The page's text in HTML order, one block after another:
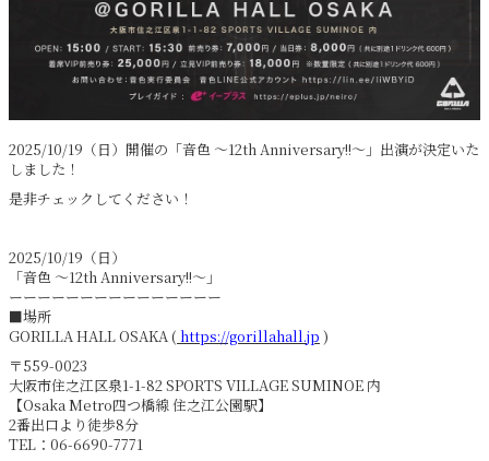
2025/10/19（日）開催の「音色 〜12th Anniversary!!〜」出演が決定いた
しました！
是非チェックしてください！
2025/10/19（日）
「音色 〜12th Anniversary!!〜」
ーーーーーーーーーーーーーーー
■場所
GORILLA HALL OSAKA ( https://gorillahall.jp )
〒559-0023
大阪市住之江区泉1-1-82 SPORTS VILLAGE SUMINOE 内
【Osaka Metro四つ橋線 住之江公園駅】
2番出口より徒歩8分
TEL：06-6690-7771